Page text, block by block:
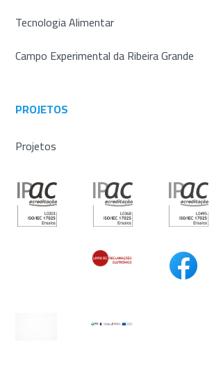
Tecnologia Alimentar
Campo Experimental da Ribeira Grande
PROJETOS
Projetos